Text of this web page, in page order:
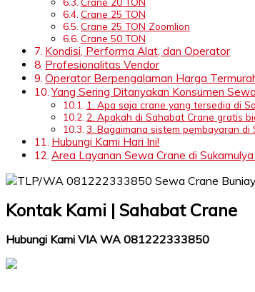
Crane 25 TON
Crane 25 TON Zoomlion
Crane 50 TON
Kondisi, Performa Alat, dan Operator
Profesionalitas Vendor
Operator Berpengalaman Harga
Yang Sering Ditanyakan Konsumen
1. Apa saja crane yang tersedia di
2. Apakah di Sahabat Crane gratis
3. Bagaimana sistem pembayaran di
Hubungi Kami Hari Ini!
Area Layanan Sewa Crane di
Kontak Kami | Sahabat Crane
Hubungi Kami VIA WA 081222333850